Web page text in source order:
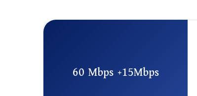
60 Mbps +15Mbps